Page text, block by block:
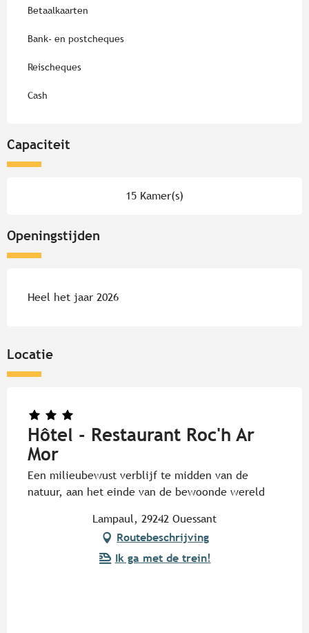
Betaalkaarten
Bank- en postcheques
Reischeques
Cash
Capaciteit
15 Kamer(s)
Openingstijden
Heel het jaar 2026
Locatie
Hôtel - Restaurant Roc'h Ar
Mor
Een milieubewust verblijf te midden van de
natuur, aan het einde van de bewoonde wereld
Lampaul, 29242 Ouessant
Routebeschrijving
Ik ga met de trein!